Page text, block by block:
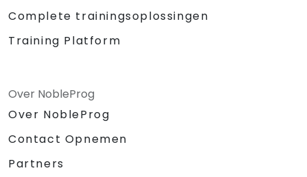
Complete trainingsoplossingen
Training Platform
Over NobleProg
Over NobleProg
Contact Opnemen
Partners